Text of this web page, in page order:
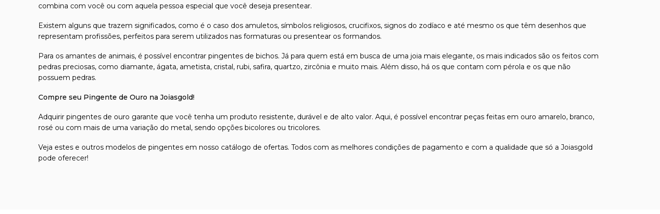
combina com você ou com aquela pessoa especial que você deseja presentear.
Existem alguns que trazem significados, como é o caso dos amuletos, símbolos religiosos, crucifixos, signos do zodíaco e até mesmo os que têm desenhos que
representam profissões, perfeitos para serem utilizados nas formaturas ou presentear os formandos.
Para os amantes de animais, é possível encontrar pingentes de bichos. Já para quem está em busca de uma joia mais elegante, os mais indicados são os feitos com
pedras preciosas, como diamante, ágata, ametista, cristal, rubi, safira, quartzo, zircônia e muito mais. Além disso, há os que contam com pérola e os que não
possuem pedras.
Compre seu Pingente de Ouro na Joiasgold!
Adquirir pingentes de ouro garante que você tenha um produto resistente, durável e de alto valor. Aqui, é possível encontrar peças feitas em ouro amarelo, branco,
rosé ou com mais de uma variação do metal, sendo opções bicolores ou tricolores.
Veja estes e outros modelos de pingentes em nosso catálogo de ofertas. Todos com as melhores condições de pagamento e com a qualidade que só a Joiasgold
pode oferecer!